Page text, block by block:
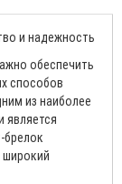
и надежность
обеспечить
способов
из наиболее
является
брелок
широкий